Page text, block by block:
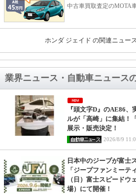
中古車買取査定のMOTA
ホンダ ジェイド の関連ニュー
業界ニュース・自動車ニュース
『頭文字D』のAE86
ルが「高崎」に集結！
展示・販売決定！
2026/8/9
日本中のジープが富士
「ジープファンミーテ
（日）富士スピードウ
場）にて開催！